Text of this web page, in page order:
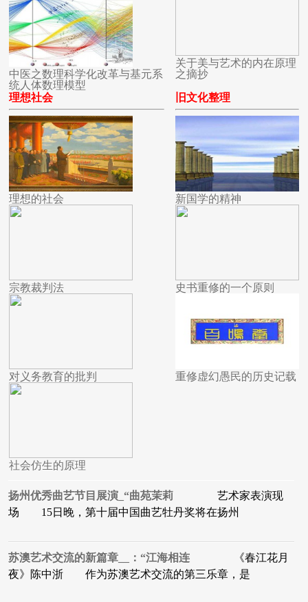
中医之数理科学化改革与基元系
统人体数理模型
关于美与艺术的内在原理
之摘抄
理想社会
理想的社会
宗教裁判法
对义务教育的批判
社会仿生的原理
旧文化整理
新国学的精神
史书重修的一个原则
重修虚幻愚民的历史记载
扬州优秀曲艺节目展演_“曲苑茉莉 艺术家表演现
场 15日晚，第十届中国曲艺牡丹奖将在扬州
苏澳艺术交流的新篇章__：“江海相连 《春江花月
夜》陈中浙 作为苏澳艺术交流的第三乐章，是